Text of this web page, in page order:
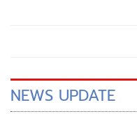
NEWS UPDATE